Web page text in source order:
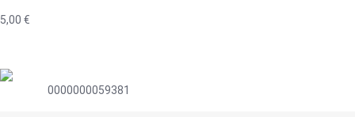
5,00 €
0000000059381